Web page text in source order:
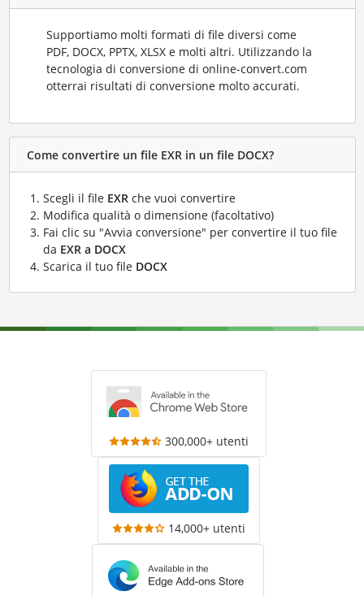
Supportiamo molti formati di file diversi come
PDF, DOCX, PPTX, XLSX e molti altri. Utilizzando la
tecnologia di conversione di online-convert.com
otterrai risultati di conversione molto accurati.
Come convertire un file EXR in un file DOCX?
Scegli il file EXRche vuoi convertire
Modifica qualità o dimensione (facoltativo)
Fai clic su "Avvia conversione" per convertire il tuo file
da EXR a DOCX
Scarica il tuo file DOCX
300,000+ utenti
14,000+ utenti